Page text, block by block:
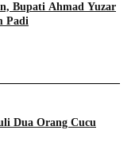
Bupati Ahmad Yuzar
Padi
Dua Orang Cucu